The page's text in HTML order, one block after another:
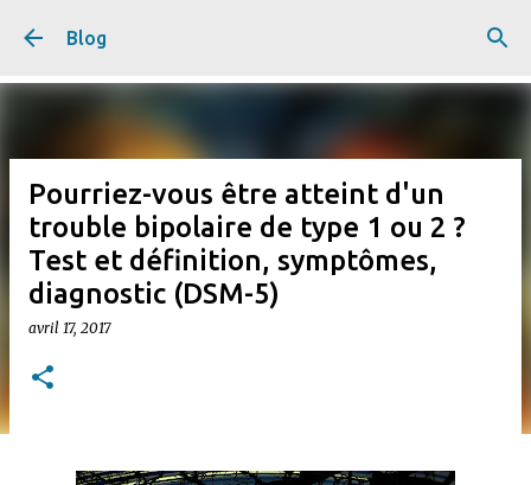
Blog
Pourriez-vous être atteint d'un
trouble bipolaire de type 1 ou 2 ?
Test et définition, symptômes,
diagnostic (DSM-5)
avril 17, 2017